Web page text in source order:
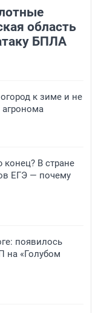
область
БПЛА
к зиме и не
В стране
ЕГЭ — почему
появилось
на «Голубом